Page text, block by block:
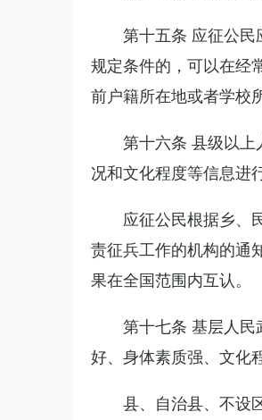
第十五条 应征公
规定条件的，可以在经
前户籍所在地或者学校
第十六条 县级以
况和文化程度等信息进
应征公民根据乡、
责征兵工作的机构的通
果在全国范围内互认。
第十七条 基层人
好、身体素质强、文化
县、自治县、不设